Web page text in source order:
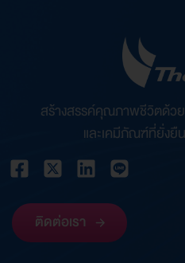
สร้างสรรค์คุณภาพชีวิตด้ว
และเคมีภัณฑ์ที่ยั่งยืน
ติดต่อเรา